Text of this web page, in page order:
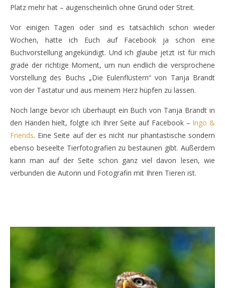
Platz mehr hat – augenscheinlich ohne Grund oder Streit.
Vor einigen Tagen oder sind es tatsächlich schon wieder
Wochen, hatte ich Euch auf Facebook ja schon eine
Buchvorstellung angekündigt. Und ich glaube jetzt ist für mich
grade der richtige Moment, um nun endlich die versprochene
Vorstellung des Buchs „Die Eulenflüstern“ von Tanja Brandt
von der Tastatur und aus meinem Herz hüpfen zu lassen.
Noch lange bevor ich überhaupt ein Buch von Tanja Brandt in
den Händen hielt, folgte ich Ihrer Seite auf Facebook – Ingo &
Friends. Eine Seite auf der es nicht nur phantastische sondern
ebenso beseelte Tierfotografien zu bestaunen gibt. Außerdem
kann man auf der Seite schon ganz viel davon lesen, wie
verbunden die Autorin und Fotografin mit Ihren Tieren ist.